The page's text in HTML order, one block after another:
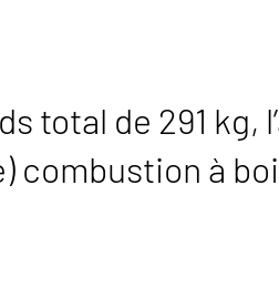
total de 291 kg,
combustion à